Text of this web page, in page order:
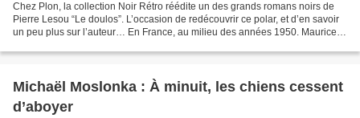
Chez Plon, la collection Noir Rétro réédite un des grands romans noirs de
Pierre Lesou “Le doulos”. L’occasion de redécouvrir ce polar, et d’en savoir
un peu plus sur l’auteur… En France, au milieu des années 1950. Maurice
Michaël Moslonka : À minuit, les chiens cessent
d’aboyer